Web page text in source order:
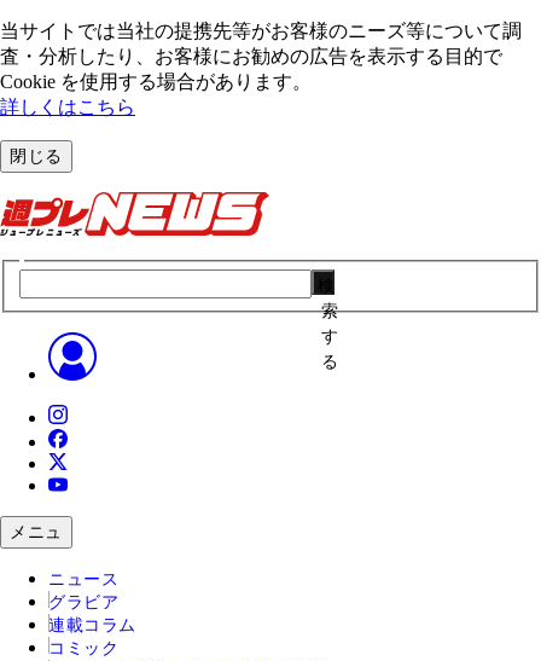
当サイトでは当社の提携先等がお客様のニーズ等について調
査・分析したり、お客様にお勧めの広告を表⽰する⽬的で
Cookie を使⽤する場合があります。
詳しくはこちら
閉じる
索
す
る
メニュ
ニュース
グラビア
連載コラム
コミック